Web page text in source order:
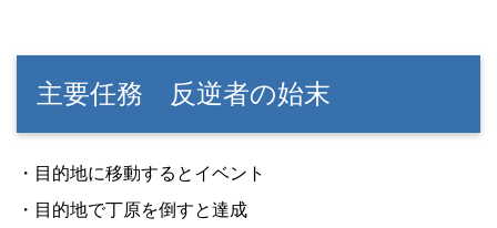
主要任務 反逆者の始末
・目的地に移動するとイベント
・目的地で丁原を倒すと達成